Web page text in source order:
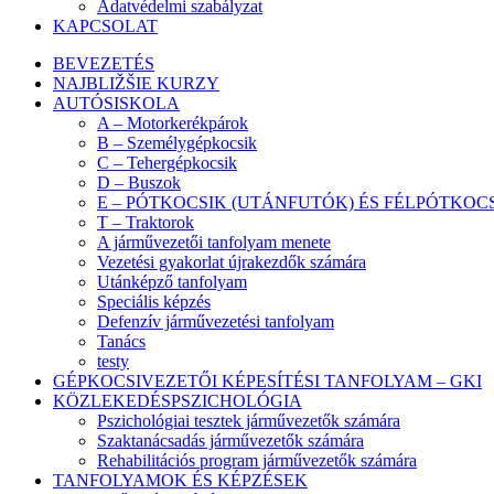
Adatvédelmi szabályzat
KAPCSOLAT
BEVEZETÉS
NAJBLIŽŠIE KURZY
AUTÓSISKOLA
A – Motorkerékpárok
B – Személygépkocsik
C – Tehergépkocsik
D – Buszok
E – PÓTKOCSIK (UTÁNFUTÓK) ÉS
T – Traktorok
A járművezetői tanfolyam menete
Vezetési gyakorlat újrakezdők számára
Utánképző tanfolyam
Speciális képzés
Defenzív járművezetési tanfolyam
Tanács
testy
GÉPKOCSIVEZETŐI KÉPESÍTÉSI TANFOLYAM – GKI
KÖZLEKEDÉSPSZICHOLÓGIA
Pszichológiai tesztek járművezetők számára
Szaktanácsadás járművezetők számára
Rehabilitációs program járművezetők számára
TANFOLYAMOK ÉS KÉPZÉSEK